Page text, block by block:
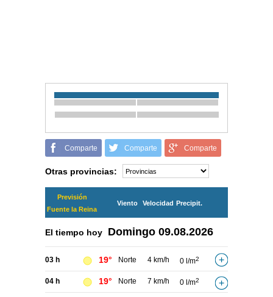
Comparte Comparte Comparte
Otras provincias:
Previsión
Fuente la Reina
Viento Velocidad Precipit.
El tiempo hoy Domingo 09.08.2026
03 h 19° Norte 4 km/h 0 l/m2
04 h 19° Norte 7 km/h 0 l/m2